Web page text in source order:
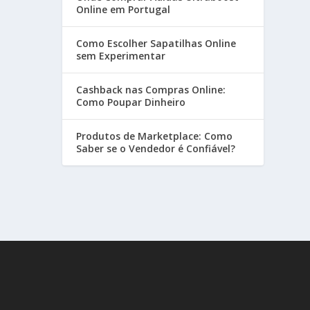
Online em Portugal
Como Escolher Sapatilhas Online
sem Experimentar
Cashback nas Compras Online:
Como Poupar Dinheiro
Produtos de Marketplace: Como
Saber se o Vendedor é Confiável?